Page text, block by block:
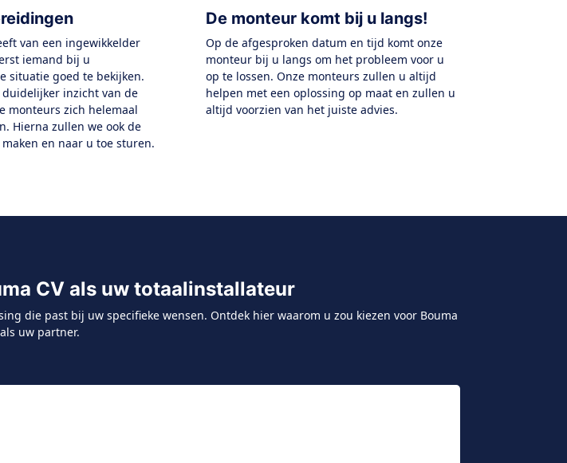
van een ingewikkelder
iemand bij u
situatie goed te bekijken.
inzicht van de
monteurs zich helemaal
Hierna zullen we ook de
en naar u toe sturen.
De monteur komt bij u langs!
Op de afgesproken datum en tijd komt onze
monteur bij u langs om het probleem voor u
op te lossen. Onze monteurs zullen u altijd
helpen met een oplossing op maat en zullen u
altijd voorzien van het juiste advies.
CV als uw totaalinstallateur
die past bij uw specifieke wensen. Ontdek hier waarom u zou kiezen voor Bouma
als uw partner.